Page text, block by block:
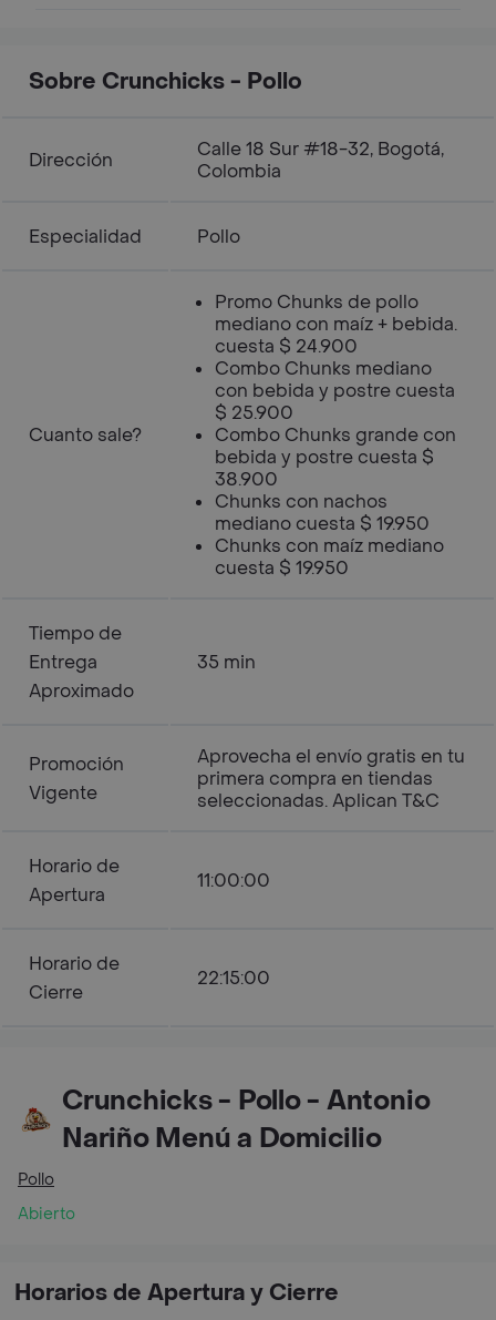
Sobre Crunchicks - Pollo
Dirección
Calle 18 Sur #18-32, Bogotá,
Colombia
Especialidad Pollo
Cuanto sale?
Promo Chunks de pollo
mediano con maíz + bebida.
cuesta $ 24.900
Combo Chunks mediano
con bebida y postre cuesta
$ 25.900
Combo Chunks grande con
bebida y postre cuesta $
38.900
Chunks con nachos
mediano cuesta $ 19.950
Chunks con maíz mediano
cuesta $ 19.950
Tiempo de
Entrega
Aproximado
35 min
Promoción
Vigente
Aprovecha el envío gratis en tu
primera compra en tiendas
seleccionadas. Aplican T&C
Horario de
Apertura
11:00:00
Horario de
Cierre
22:15:00
Crunchicks - Pollo - Antonio
Nariño Menú a Domicilio
Pollo
Abierto
Horarios de Apertura y Cierre